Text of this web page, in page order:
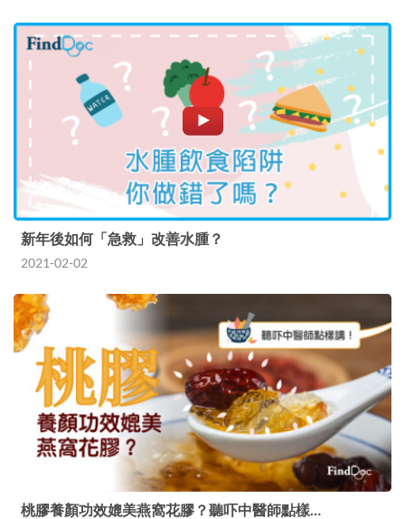
新年後如何「急救」改善水腫？
2021-02-02
桃膠養顏功效媲美燕窩花膠？聽吓中醫師點樣…